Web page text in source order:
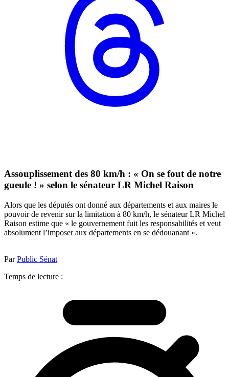
Assouplissement des 80 km/h : « On se fout de notre
gueule ! » selon le sénateur LR Michel Raison
Alors que les députés ont donné aux départements et aux maires le
pouvoir de revenir sur la limitation à 80 km/h, le sénateur LR Michel
Raison estime que « le gouvernement fuit les responsabilités et veut
absolument l’imposer aux départements en se dédouanant ».
ParPublic Sénat
Temps de lecture :